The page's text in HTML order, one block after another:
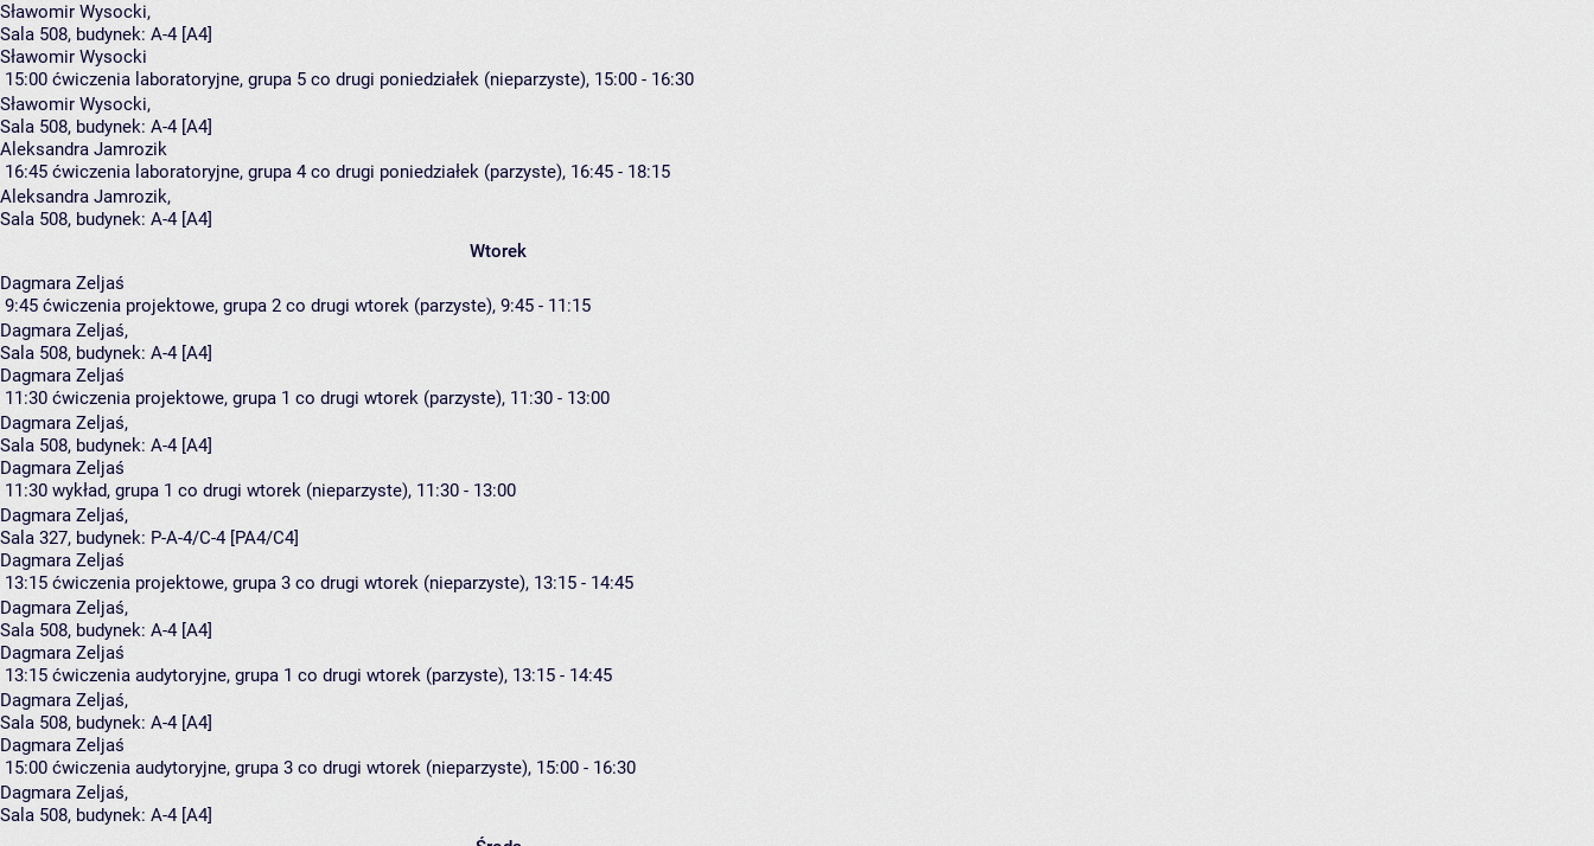
Sławomir Wysocki,
Sala 508, budynek: A-4 [A4]
Sławomir Wysocki
15:00 ćwiczenia laboratoryjne, grupa 5 co drugi poniedziałek (nieparzyste), 15:00 - 16:30
Sławomir Wysocki,
Sala 508, budynek: A-4 [A4]
Aleksandra Jamrozik
16:45 ćwiczenia laboratoryjne, grupa 4 co drugi poniedziałek (parzyste), 16:45 - 18:15
Aleksandra Jamrozik,
Sala 508, budynek: A-4 [A4]
Wtorek
Dagmara Zeljaś
9:45 ćwiczenia projektowe, grupa 2 co drugi wtorek (parzyste), 9:45 - 11:15
Dagmara Zeljaś,
Sala 508, budynek: A-4 [A4]
Dagmara Zeljaś
11:30 ćwiczenia projektowe, grupa 1 co drugi wtorek (parzyste), 11:30 - 13:00
Dagmara Zeljaś,
Sala 508, budynek: A-4 [A4]
Dagmara Zeljaś
11:30 wykład, grupa 1 co drugi wtorek (nieparzyste), 11:30 - 13:00
Dagmara Zeljaś,
Sala 327, budynek: P-A-4/C-4 [PA4/C4]
Dagmara Zeljaś
13:15 ćwiczenia projektowe, grupa 3 co drugi wtorek (nieparzyste), 13:15 - 14:45
Dagmara Zeljaś,
Sala 508, budynek: A-4 [A4]
Dagmara Zeljaś
13:15 ćwiczenia audytoryjne, grupa 1 co drugi wtorek (parzyste), 13:15 - 14:45
Dagmara Zeljaś,
Sala 508, budynek: A-4 [A4]
Dagmara Zeljaś
15:00 ćwiczenia audytoryjne, grupa 3 co drugi wtorek (nieparzyste), 15:00 - 16:30
Dagmara Zeljaś,
Sala 508, budynek: A-4 [A4]